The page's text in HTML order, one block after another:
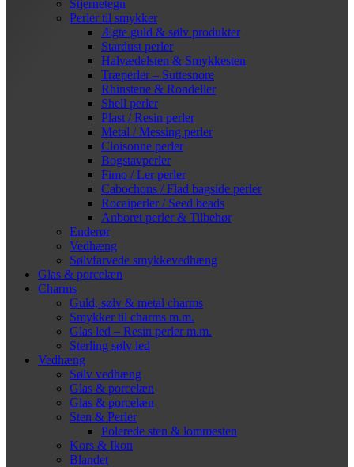
Stjernetegn
Perler til smykker
Ægte guld & sølv produkter
Stardust perler
Halvædelsten & Smykkesten
Træperler – Suttesnore
Rhinstene & Rondeller
Shell perler
Plast / Resin perler
Metal / Messing perler
Cloisonne perler
Bogstavperler
Fimo / Ler perler
Cabochons / Flad bagside perler
Rocaiperler / Seed beads
Anboret perler & Tilbehør
Enderør
Vedhæng
Sølvfarvede smykkevedhæng
Glas & porcelæn
Charms
Guld, sølv & metal charms
Smykker til charms m.m.
Glas led – Resin perler m.m.
Sterling sølv led
Vedhæng
Sølv vedhæng
Glas & porcelæn
Glas & porcelæn
Sten & Perler
Polerede sten & lommesten
Kors & Ikon
Blandet